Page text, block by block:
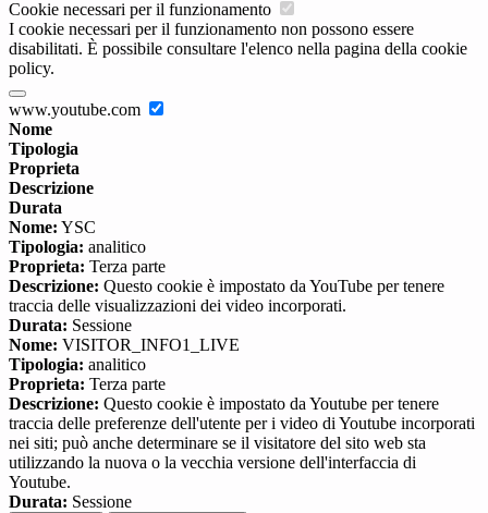
Cookie necessari per il funzionamento
I cookie necessari per il funzionamento non possono essere
disabilitati. È possibile consultare l'elenco nella pagina della cookie
policy.
www.youtube.com
Nome
Tipologia
Proprieta
Descrizione
Durata
Nome: YSC
Tipologia: analitico
Proprieta: Terza parte
Descrizione: Questo cookie è impostato da YouTube per tenere
traccia delle visualizzazioni dei video incorporati.
Durata: Sessione
Nome: VISITOR_INFO1_LIVE
Tipologia: analitico
Proprieta: Terza parte
Descrizione: Questo cookie è impostato da Youtube per tenere
traccia delle preferenze dell'utente per i video di Youtube incorporati
nei siti; può anche determinare se il visitatore del sito web sta
utilizzando la nuova o la vecchia versione dell'interfaccia di
Youtube.
Durata: Sessione